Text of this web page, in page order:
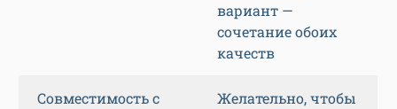
вариант —
сочетание обоих
качеств
Совместимость с
Желательно, чтобы